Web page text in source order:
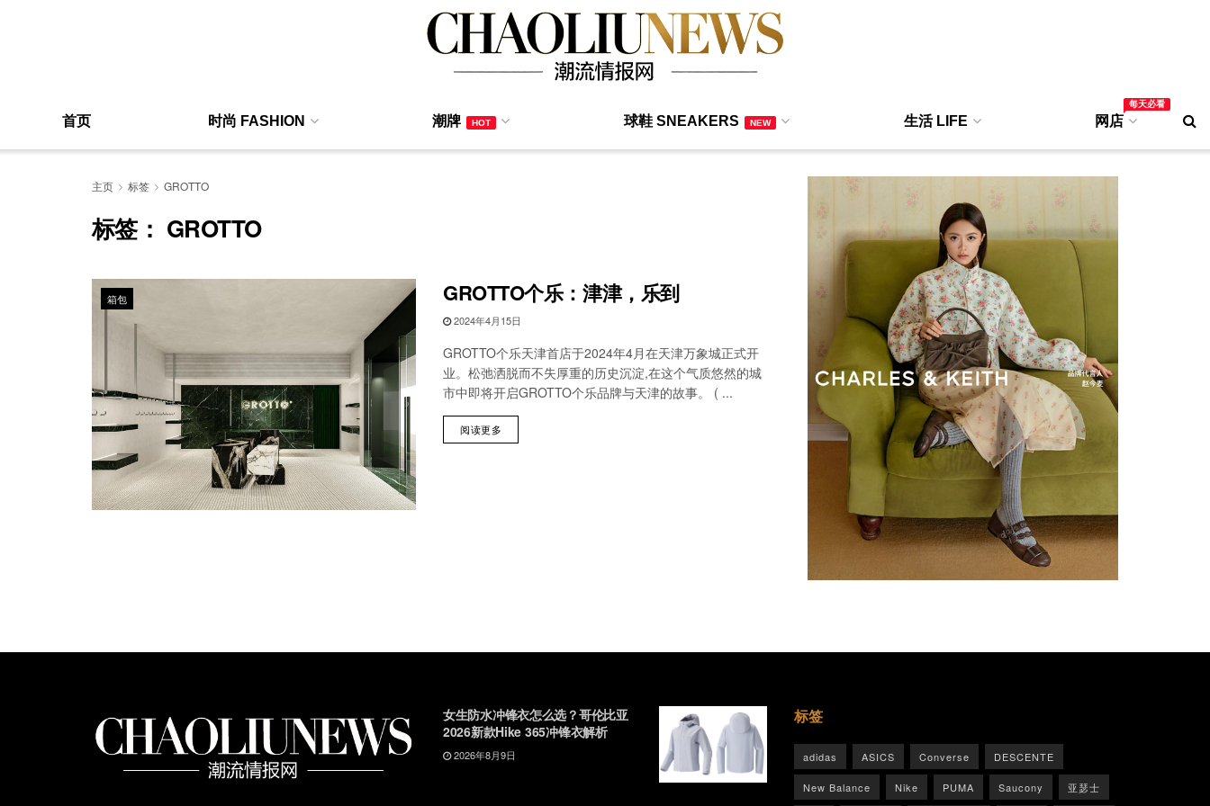
首页 时尚 FASHION 潮牌 HOT 球鞋 SNEAKERS NEW 生活 LIFE 网店
每天必看
主页 标签 GROTTO
标签： GROTTO
箱包 GROTTO个乐：津津，乐到
2024年4月15日
GROTTO个乐天津首店于2024年4月在天津万象城正式开
业。松弛洒脱而不失厚重的历史沉淀,在这个气质悠然的城
市中即将开启GROTTO个乐品牌与天津的故事。 ( ...
阅读更多
女生防水冲锋衣怎么选？哥伦比亚
2026新款Hike 365冲锋衣解析
2026年8月9日
标签
adidas ASICS Converse DESCENTE
New Balance Nike PUMA Saucony 亚瑟士